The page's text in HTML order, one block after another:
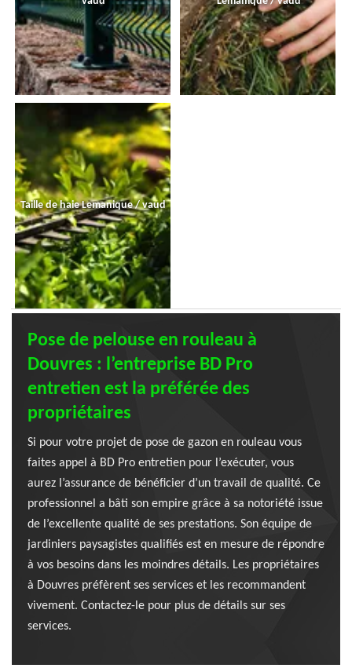
Taille de haie Lemanique / vaud
Pose de pelouse en rouleau à
Douvres : l’entreprise BD Pro
entretien est la préférée des
propriétaires
Si pour votre projet de pose de gazon en rouleau vous
faites appel à BD Pro entretien pour l’exécuter, vous
aurez l’assurance de bénéficier d’un travail de qualité. Ce
professionnel a bâti son empire grâce à sa notoriété issue
de l’excellente qualité de ses prestations. Son équipe de
jardiniers paysagistes qualifiés est en mesure de répondre
à vos besoins dans les moindres détails. Les propriétaires
à Douvres préfèrent ses services et les recommandent
vivement. Contactez-le pour plus de détails sur ses
services.